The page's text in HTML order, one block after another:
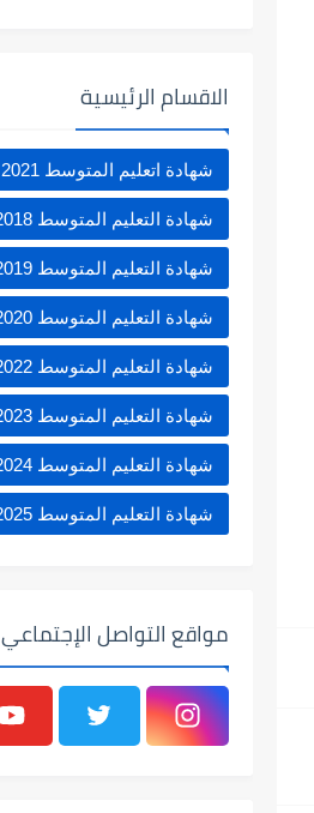
الاقسام الرئيسية
شهادة اتعليم المتوسط 2021
شهادة التعليم المتوسط 2018
شهادة التعليم المتوسط 2019
شهادة التعليم المتوسط 2020
شهادة التعليم المتوسط 2022
شهادة التعليم المتوسط 2023
شهادة التعليم المتوسط 2024
شهادة التعليم المتوسط 2025
مواقع التواصل الإجتماعي